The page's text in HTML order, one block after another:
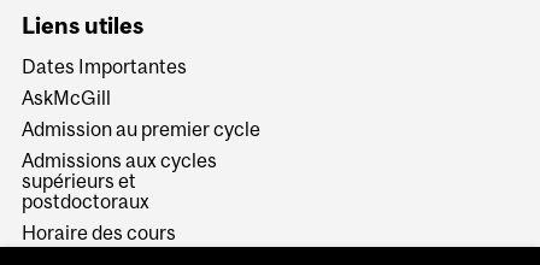
Liens utiles
Dates Importantes
AskMcGill
Admission au premier cycle
Admissions aux cycles
supérieurs et
postdoctoraux
Horaire des cours